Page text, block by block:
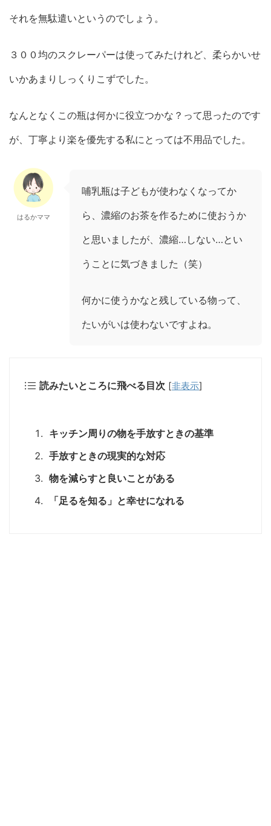
それを無駄遣いというのでしょう。
３００均のスクレーパーは使ってみたけれど、柔らかいせ
いかあまりしっくりこずでした。
なんとなくこの瓶は何かに役立つかな？って思ったのです
が、丁寧より楽を優先する私にとっては不用品でした。
はるかママ
哺乳瓶は子どもが使わなくなってか
ら、濃縮のお茶を作るために使おうか
と思いましたが、濃縮…しない…とい
うことに気づきました（笑）
何かに使うかなと残している物って、
たいがいは使わないですよね。
読みたいところに飛べる目次 [非表示]
キッチン周りの物を手放すときの基準
手放すときの現実的な対応
物を減らすと良いことがある
「足るを知る」と幸せになれる